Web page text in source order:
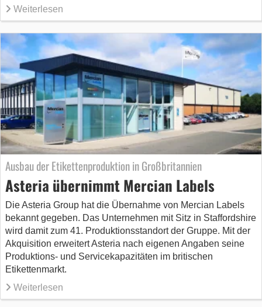
Weiterlesen
Ausbau der Etikettenproduktion in Großbritannien
Asteria übernimmt Mercian Labels
Die Asteria Group hat die Übernahme von Mercian Labels
bekannt gegeben. Das Unternehmen mit Sitz in Staffordshire
wird damit zum 41. Produktionsstandort der Gruppe. Mit der
Akquisition erweitert Asteria nach eigenen Angaben seine
Produktions- und Servicekapazitäten im britischen
Etikettenmarkt.
Weiterlesen